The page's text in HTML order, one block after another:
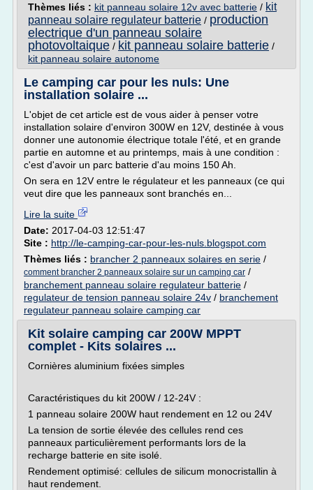
Thèmes liés : kit panneau solaire 12v avec batterie / kit
panneau solaire regulateur batterie / production
electrique d'un panneau solaire
photovoltaique / kit panneau solaire batterie /
kit panneau solaire autonome
Le camping car pour les nuls: Une
installation solaire ...
L'objet de cet article est de vous aider à penser votre
installation solaire d'environ 300W en 12V, destinée à vous
donner une autonomie électrique totale l'été, et en grande
partie en automne et au printemps, mais à une condition :
c'est d'avoir un parc batterie d'au moins 150 Ah.
On sera en 12V entre le régulateur et les panneaux (ce qui
veut dire que les panneaux sont branchés en...
Lire la suite
Date: 2017-04-03 12:51:47
Site : http://le-camping-car-pour-les-nuls.blogspot.com
Thèmes liés : brancher 2 panneaux solaires en serie /
comment brancher 2 panneaux solaire sur un camping car /
branchement panneau solaire regulateur batterie /
regulateur de tension panneau solaire 24v / branchement
regulateur panneau solaire camping car
Kit solaire camping car 200W MPPT
complet - Kits solaires ...
Cornières aluminium fixées simples
Caractéristiques du kit 200W / 12-24V :
1 panneau solaire 200W haut rendement en 12 ou 24V
La tension de sortie élevée des cellules rend ces
panneaux particulièrement performants lors de la
recharge batterie en site isolé.
Rendement optimisé: cellules de silicum monocristallin à
haut rendement.